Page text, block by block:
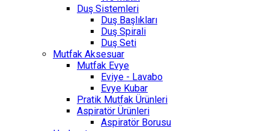
Duş Sistemleri
Duş Başlıkları
Duş Spirali
Duş Seti
Mutfak Aksesuar
Mutfak Evye
Eviye - Lavabo
Evye Kubar
Pratik Mutfak Ürünleri
Aspiratör Ürünleri
Aspiratör Borusu